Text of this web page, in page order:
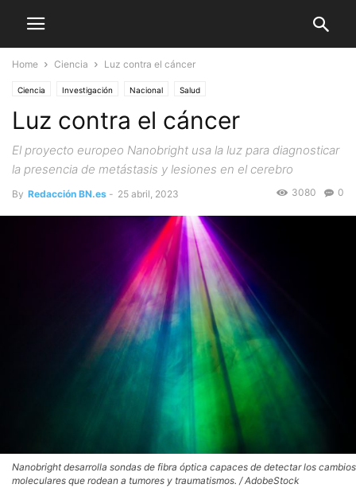
Home Ciencia Luz contra el cáncer
Ciencia Investigación Nacional Salud
Luz contra el cáncer
El proyecto europeo Nanobright usa la luz para diagnosticar
la presencia de metástasis y lesiones en el cerebro
By Redacción BN.es - 25 abril, 2023 0
3080
Nanobright desarrolla sondas de fibra óptica capaces de detectar los cambios
moleculares que rodean a tumores y traumatismos. / AdobeStock